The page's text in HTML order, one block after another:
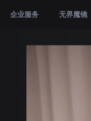
企业服务 无界魔镜